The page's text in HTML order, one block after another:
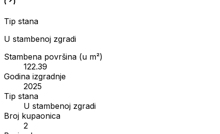
Tip stana
U stambenoj zgradi
Stambena površina (u m²)
122.39
Godina izgradnje
2025
Tip stana
U stambenoj zgradi
Broj kupaonica
2